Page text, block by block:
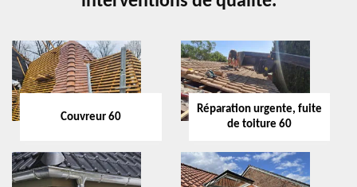
Couvreur 60
Réparation urgente, fuite
de toiture 60